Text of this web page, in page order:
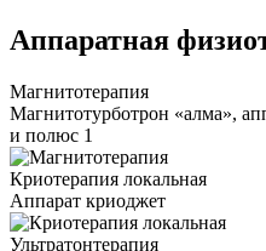
Аппаратная
Магнитотерапия
Магнитотурботрон «алма»,
и полюс 1
Криотерапия локальная
Аппарат криоджет
Ультратонтерапия